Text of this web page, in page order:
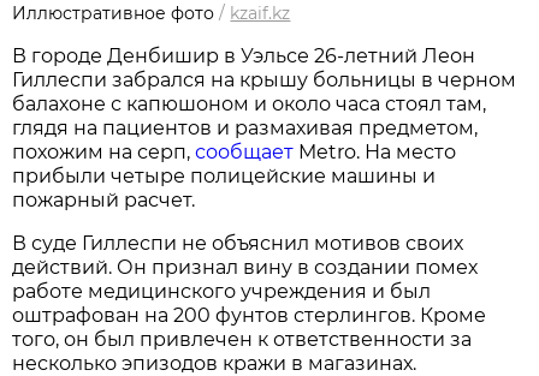
Иллюстративное фото / kzaif.kz
В городе Денбишир в Уэльсе 26-летний Леон
Гиллеспи забрался на крышу больницы в черном
балахоне с капюшоном и около часа стоял там,
глядя на пациентов и размахивая предметом,
похожим на серп,сообщает Metro. На место
прибыли четыре полицейские машины и
пожарный расчет.
В суде Гиллеспи не объяснил мотивов своих
действий. Он признал вину в создании помех
работе медицинского учреждения и был
оштрафован на 200 фунтов стерлингов. Кроме
того, он был привлечен к ответственности за
несколько эпизодов кражи в магазинах.